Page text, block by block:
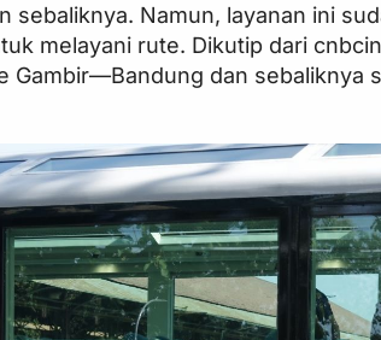
sebaliknya. Namun, layanan ini
melayani rute. Dikutip dari
Gambir—Bandung dan sebaliknya